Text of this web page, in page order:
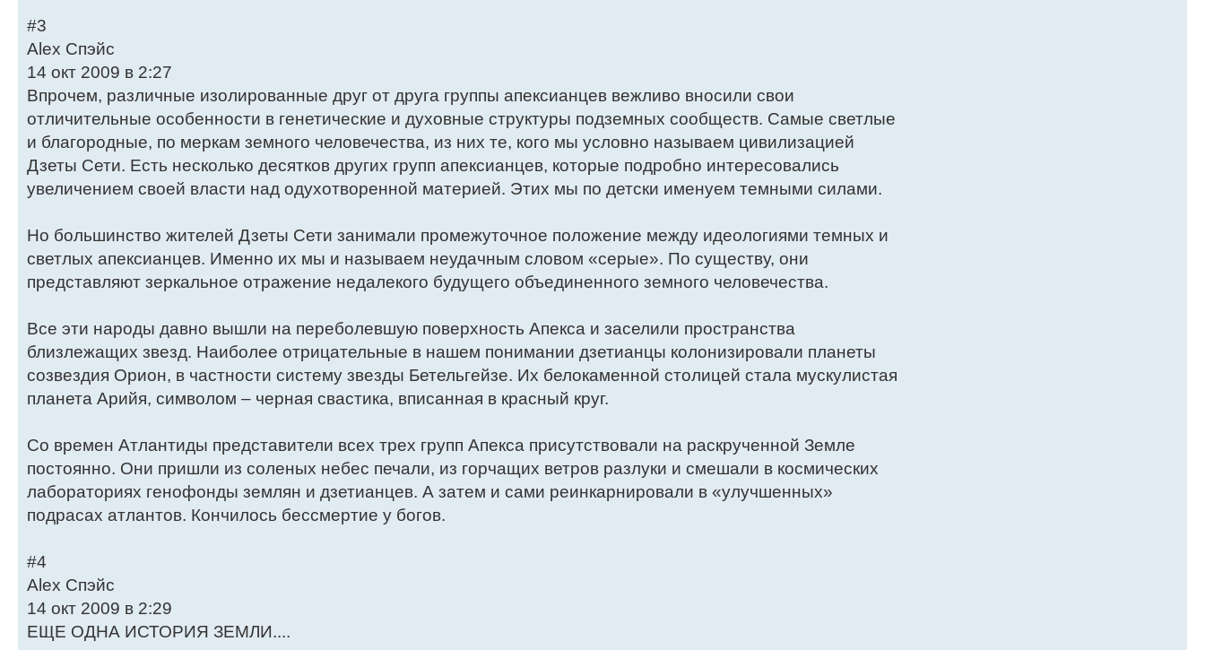
#3
Alex Спэйс
14 окт 2009 в 2:27
Впрочем, различные изолированные друг от друга группы апексианцев вежливо вносили свои
отличительные особенности в генетические и духовные структуры подземных сообществ. Самые светлые
и благородные, по меркам земного человечества, из них те, кого мы условно называем цивилизацией
Дзеты Сети. Есть несколько десятков других групп апексианцев, которые подробно интересовались
увеличением своей власти над одухотворенной материей. Этих мы по детски именуем темными силами.
Но большинство жителей Дзеты Сети занимали промежуточное положение между идеологиями темных и
светлых апексианцев. Именно их мы и называем неудачным словом «серые». По существу, они
представляют зеркальное отражение недалекого будущего объединенного земного человечества.
Все эти народы давно вышли на переболевшую поверхность Апекса и заселили пространства
близлежащих звезд. Наиболее отрицательные в нашем понимании дзетианцы колонизировали планеты
созвездия Орион, в частности систему звезды Бетельгейзе. Их белокаменной столицей стала мускулистая
планета Арийя, символом – черная свастика, вписанная в красный круг.
Со времен Атлантиды представители всех трех групп Апекса присутствовали на раскрученной Земле
постоянно. Они пришли из соленых небес печали, из горчащих ветров разлуки и смешали в космических
лабораториях генофонды землян и дзетианцев. А затем и сами реинкарнировали в «улучшенных»
подрасах атлантов. Кончилось бессмертие у богов.
#4
Alex Спэйс
14 окт 2009 в 2:29
ЕЩЕ ОДНА ИСТОРИЯ ЗЕМЛИ....